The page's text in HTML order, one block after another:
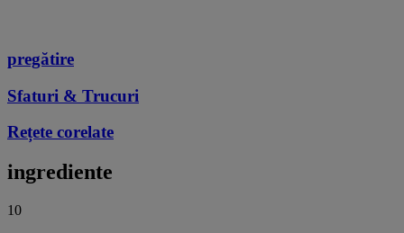
pregătire
Sfaturi & Trucuri
Rețete corelate
ingrediente
10